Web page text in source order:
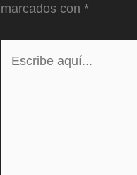
marcados con *